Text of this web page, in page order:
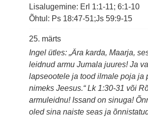
Lisalugemine: Erl 1:1-11; 6:1-10
Õhtul: Ps 18:47-51;Js 59:9-15
25. märts
Ingel ütles: „Ära karda, Maarja,
leidnud armu Jumala juures! Ja
lapseootele ja tood ilmale poja ja
nimeks Jeesus.“ Lk 1:30-31 või
armuleidnu! Issand on sinuga!
oled sina naiste seas ja